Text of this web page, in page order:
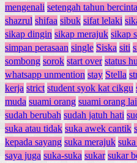
mengenali setengah tahun bercinta
shazrul shifaa sibuk sifat lelaki
sikap dingin sikap merajuk sikap
simpan perasaan single Siska siti
sombong sorok start over status
whatsapp unmention stay Stella
kerja strict student syok kat cikgu
muda suami orang suami orang
sudah berubah sudah jatuh hati
suka atau tidak suka awek cantik
kepada sayang suka merajuk
saya juga suka-suka sukar sukar